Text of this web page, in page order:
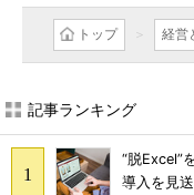
トップ 経営
記事ランキング
“脱Excel”
導入を見